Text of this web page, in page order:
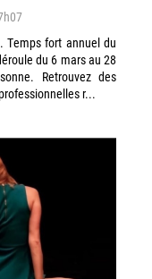
Temps fort annuel du
du 6 mars au 28
Retrouvez des
r...